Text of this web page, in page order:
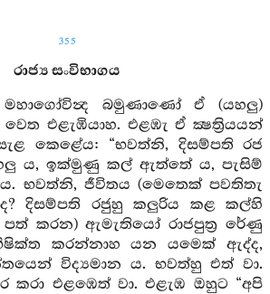
355
රාජ්‍ය සංවිභාගය
මහාගෝවින්‍ද බමුණාණෝ ඒ (යහලු)
වෙත එළැඹියාහ. එළඹැ ඒ ක්‍ෂත්‍රියයන්
කෙළේය: “භවත්නි, දිසම්පති රජ
ය, ඉක්මුණු කල් ඇත්තේ ය, පැසිම්
භවත්නි, ජීවිතය (මෙතෙක් පවතිතැ
දිසම්පති රජුහු කලුරිය කළ කල්හි
පත් කරන) ඇමැතියෝ රාජපුත්‍ර රේණු
කරන්නාහ යන යමෙක් ඇද්ද,
විද්‍යමාන ය. භවත්හු එත් වා.
එළඹෙත් වා. එළැඹ ඔහුට “අපි